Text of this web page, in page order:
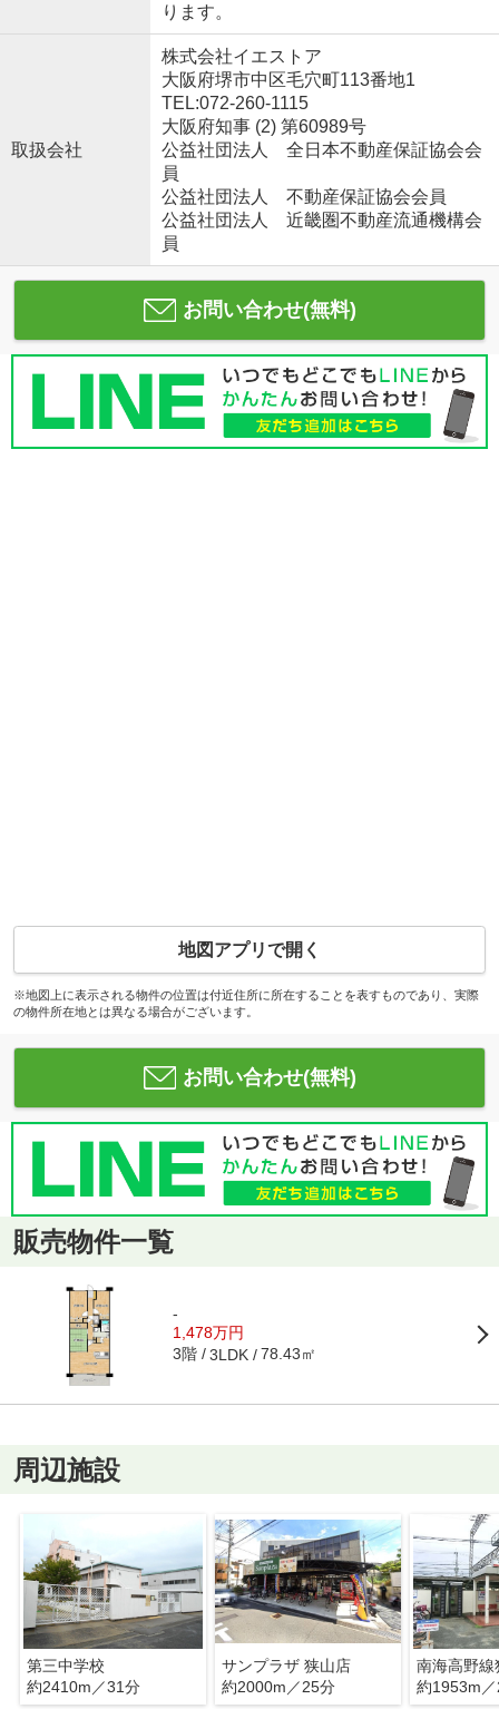
ります。
取扱会社
株式会社イエストア
大阪府堺市中区毛穴町113番地1
TEL:072-260-1115
大阪府知事 (2) 第60989号
公益社団法人 全日本不動産保証協会会
員
公益社団法人 不動産保証協会会員
公益社団法人 近畿圏不動産流通機構会
員
お問い合わせ(無料)
地図アプリで開く
※地図上に表示される物件の位置は付近住所に所在することを表すものであり、実際
の物件所在地とは異なる場合がございます。
お問い合わせ(無料)
販売物件一覧
-
1,478万円
3階 3LDK 78.43㎡
周辺施設
第三中学校
約2410m／31分
サンプラザ 狭山店
約2000m／25分
南海高野線
約1953m